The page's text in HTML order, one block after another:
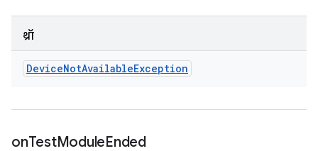
थ्रॉ
DeviceNotAvailableException
onTestModuleEnded